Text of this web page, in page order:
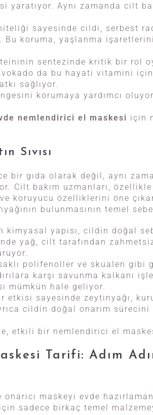
yaratıyor. Aynı zamanda cilt
sayesinde cildi, serbest
Bu koruma, yaşlanma
sentezinde kritik bir rol
da bu hayati vitamini
sağlıyor.
korumaya yardımcı
nemlendirici el maskesi için
Sıvısı
bir gıda olarak değil, aynı
Cilt bakım uzmanları, özellikle
koruyucu özelliklerini öne
bulunmasının temel
kimyasal yapısı, cildin doğal
yağ, cilt tarafından
polifenoller ve skualen gibi
karşı savunma kalkanı
mümkün hale geliyor.
etkisi sayesinde zeytinyağı,
cildin doğal onarım sürecini
etkili bir nemlendirici el
Tarifi: Adım
maskeyi evde
sadece birkaç temel